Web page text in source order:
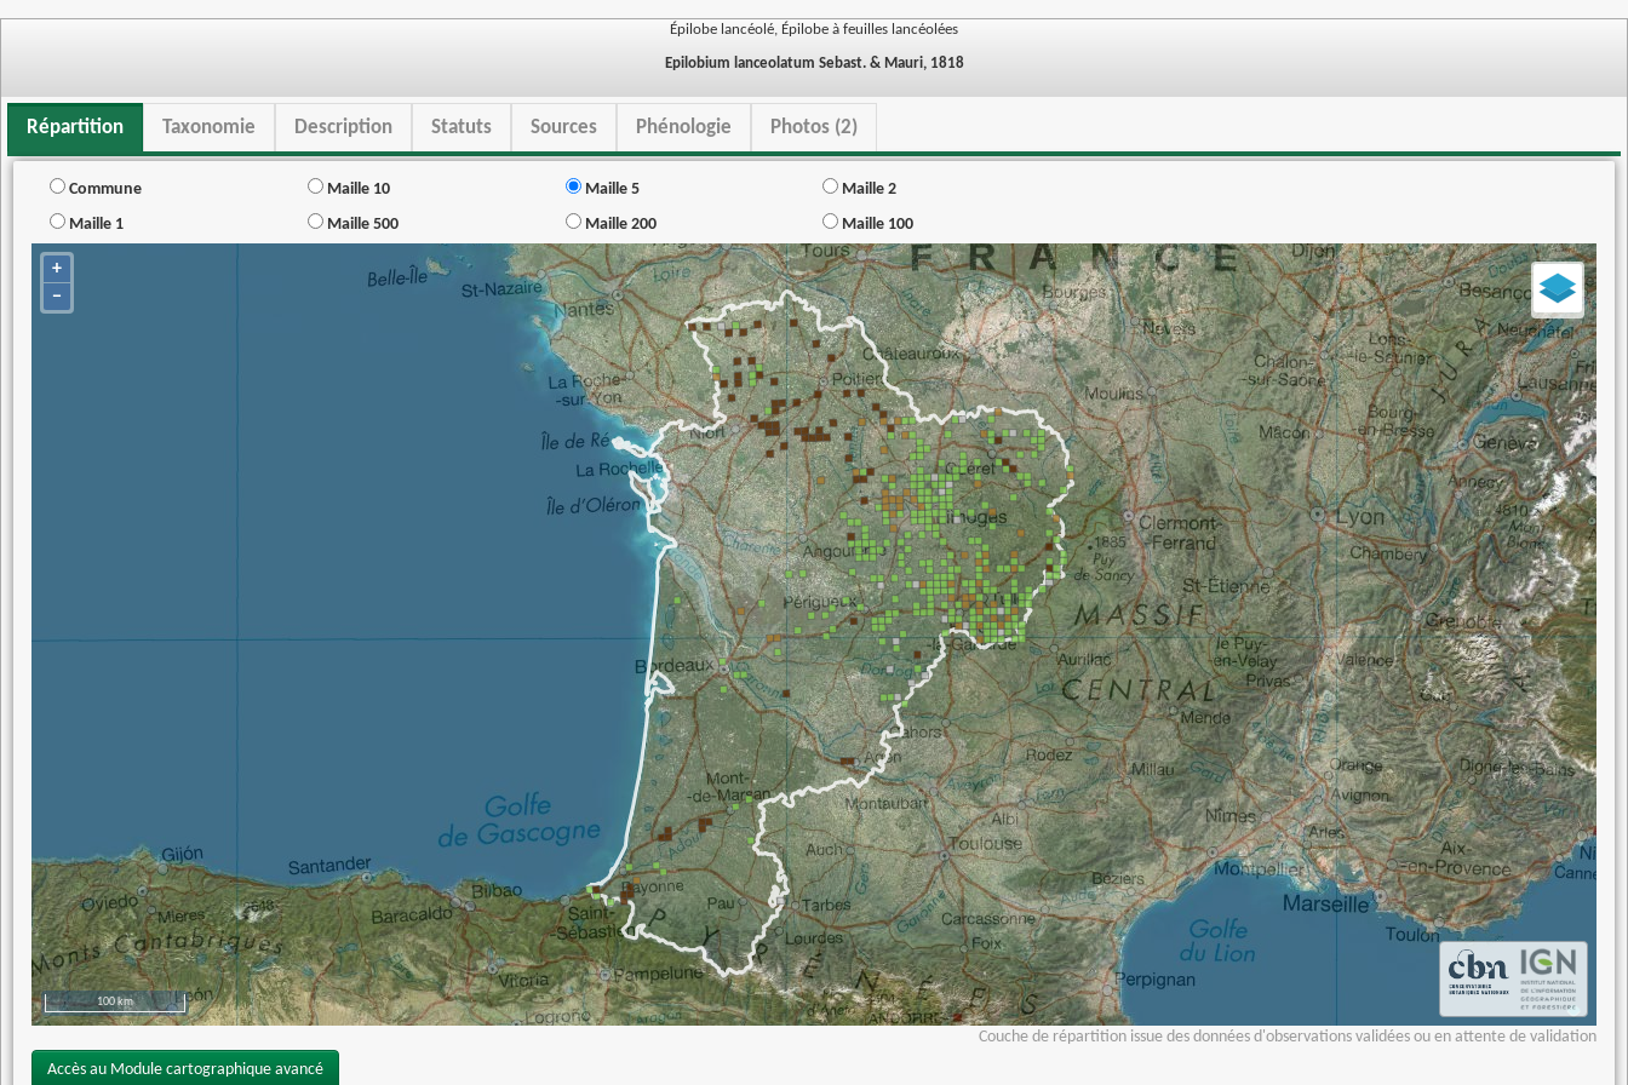
Épilobe lancéolé, Épilobe à feuilles lancéolées
Epilobium lanceolatum Sebast. & Mauri, 1818
Répartition Taxonomie Description Statuts Sources Phénologie Photos (2)
Commune Maille 10 Maille 5
Maille 2
Maille 1
Maille 500 Maille 200 Maille 100
+
−
100 km
Couche de répartition issue des données d'observations validées ou en attente de validation
Accès au Module cartographique avancé